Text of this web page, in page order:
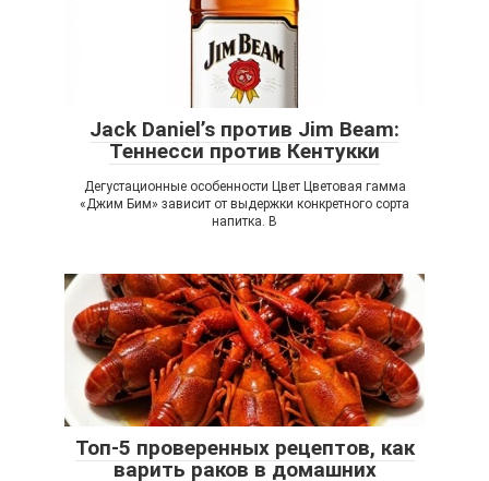
Jack Daniel’s против Jim Beam:
Теннесси против Кентукки
Дегустационные особенности Цвет Цветовая гамма
«Джим Бим» зависит от выдержки конкретного сорта
напитка. В
Топ-5 проверенных рецептов, как
варить раков в домашних